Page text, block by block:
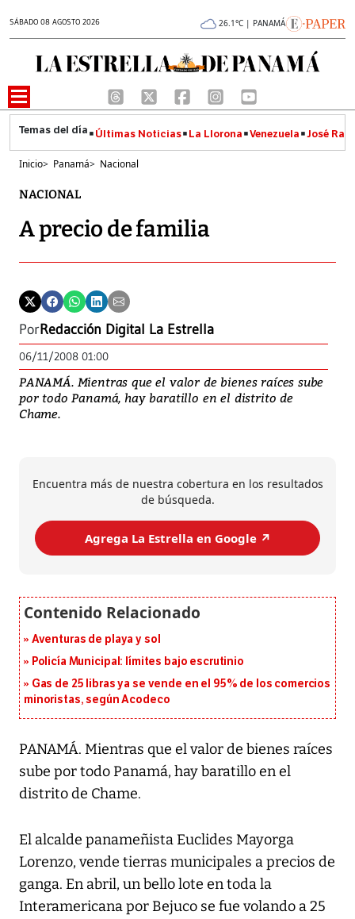
SÁBADO 08 AGOSTO 2026 26.1°C | PANAMÁ
Últimas Noticias La Llorona Venezuela José
Inicio> Panamá> Nacional
NACIONAL
A precio de familia
PorRedacción Digital La Estrella
06/11/2008 01:00
PANAMÁ. Mientras que el valor de bienes raíces sube
por todo Panamá, hay baratillo en el distrito de
Chame.
Encuentra más de nuestra cobertura en los resultados
de búsqueda.
Agrega La Estrella en Google ↗️
Aventuras de playa y sol
Policía Municipal: límites bajo escrutinio
Gas de 25 libras ya se vende en el 95% de los comercios
minoristas, según Acodeco
PANAMÁ. Mientras que el valor de bienes raíces
sube por todo Panamá, hay baratillo en el
distrito de Chame.
El alcalde panameñista Euclides Mayorga
Lorenzo, vende tierras municipales a precios de
ganga. En abril, un bello lote en toda la
Interamericana por Bejuco se fue volando a 25